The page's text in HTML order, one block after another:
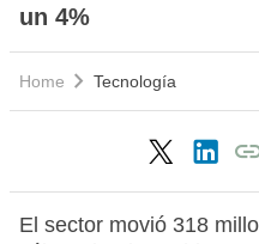
un 4%
Home Tecnología
El sector movió 318